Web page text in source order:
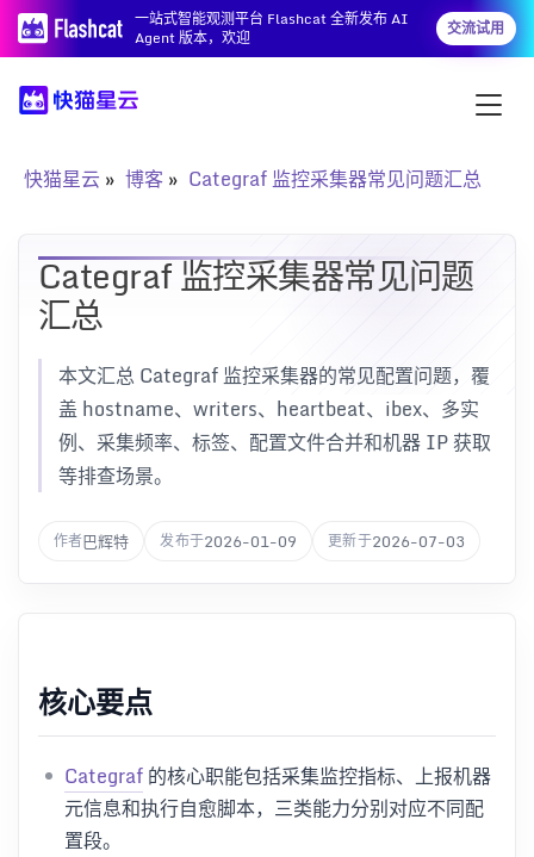
一站式智能观测平台 Flashcat 全新发布 AI
Agent 版本，欢迎
交流试用
快猫星云 博客 Categraf 监控采集器常见问题汇总
Categraf 监控采集器常见问题
汇总
本文汇总 Categraf 监控采集器的常见配置问题，覆
盖 hostname、writers、heartbeat、ibex、多实
例、采集频率、标签、配置文件合并和机器 IP 获取
等排查场景。
作者巴辉特 发布于2026-01-09 更新于2026-07-03
核心要点
Categraf的核心职能包括采集监控指标、上报机器
元信息和执行自愈脚本，三类能力分别对应不同配
置段。